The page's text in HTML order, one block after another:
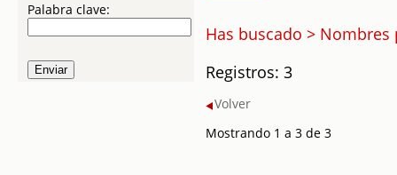
Palabra clave:
Has buscado >
Registros: 3
Volver
Mostrando 1 a 3 de 3